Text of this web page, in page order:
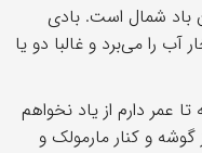
باد شمال است. بادی
را می‌برد و غالبا دو یا
عمر دارم از یاد نخواهم
و کنار مارمولک و